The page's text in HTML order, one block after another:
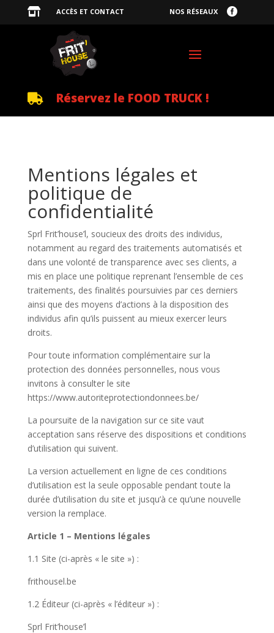
 ACCÈS ET CONTACT 
NOS RÉSEAUX
 Réservez le FOOD TRUCK !
Mentions légales et
politique de
confidentialité
Sprl Frit’house’l, soucieux des droits des individus,
notamment au regard des traitements automatisés et
dans une volonté de transparence avec ses clients, a
mis en place une politique reprenant l’ensemble de ces
traitements, des finalités poursuivies par ces derniers
ainsi que des moyens d’actions à la disposition des
individus afin qu’ils puissent au mieux exercer leurs
droits.
Pour toute information complémentaire sur la
protection des données personnelles, nous vous
invitons à consulter le site ​
https://www.autoriteprotectiondonnees.be/
La poursuite de la navigation sur ce site vaut
acceptation sans réserve des dispositions et conditions
d’utilisation qui suivent.
La version actuellement en ligne de ces conditions
d’utilisation est la seule opposable pendant toute la
durée d’utilisation du site et jusqu’à ce qu’une nouvelle
version la remplace.
Article 1 – Mentions légales
1.1 Site (ci-après « le site »)​ :
frithousel.be
1.2 Éditeur (ci-après « l’éditeur »)​ :
Sprl Frit’house’l